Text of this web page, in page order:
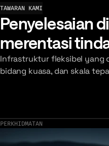
TAWARAN KAMI
Penyelesaian
merentasi
Infrastruktur fleksibel yang
bidang kuasa, dan skala
PERKHIDMATAN